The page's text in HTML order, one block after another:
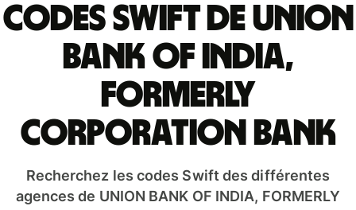
Codes Swift de UNION
BANK OF INDIA,
FORMERLY
CORPORATION BANK
Recherchez les codes Swift des différentes
agences de UNION BANK OF INDIA, FORMERLY